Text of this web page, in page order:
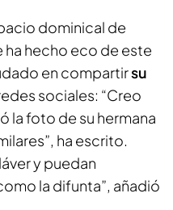
dominical de
ha hecho eco de este
en compartirsu
sociales: “Creo
la foto de su hermana
ha escrito.
y puedan
la difunta”, añadió